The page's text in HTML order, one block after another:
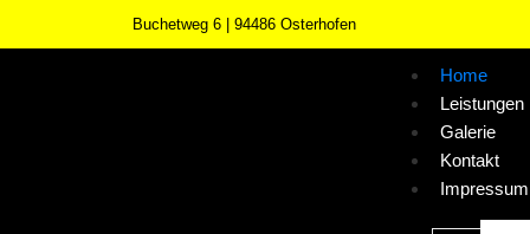
Buchetweg 6 | 94486 Osterhofen
Home
Leistungen
Galerie
Kontakt
Impressum